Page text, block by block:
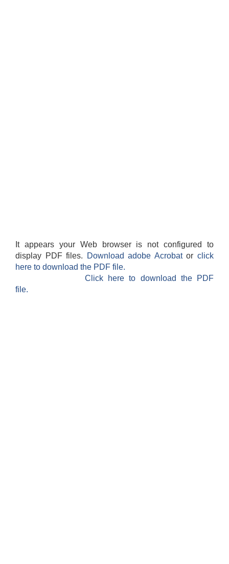
It appears your Web browser is not configured to
display PDF files.
Download adobe Acrobatorclick
here to download the PDF file.
Click here to download the PDF
file.